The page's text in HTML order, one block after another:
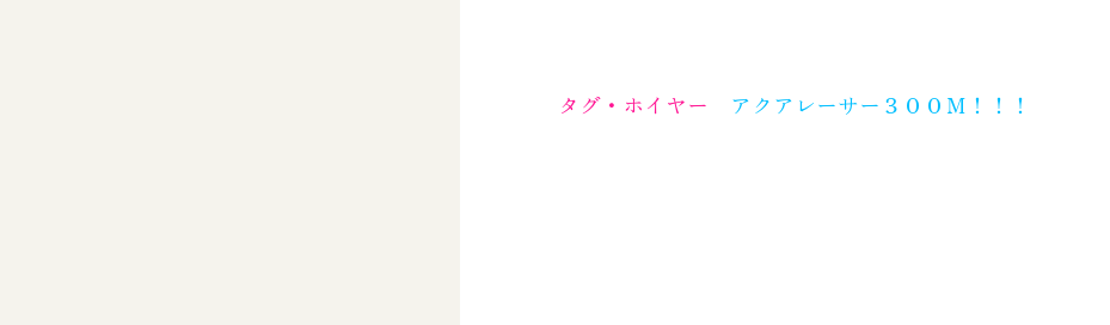
タグ・ホイヤー アクアレーサー３００Ｍ！！！